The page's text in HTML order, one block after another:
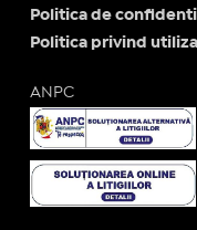
Politica de
Politica privind
ANPC